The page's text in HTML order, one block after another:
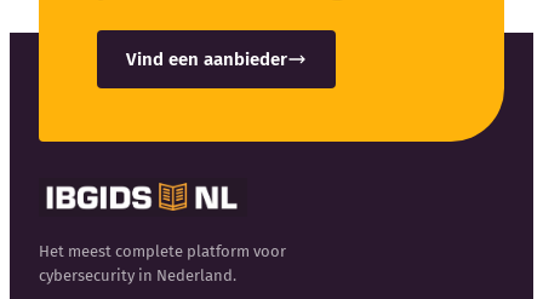
Vind een aanbieder
Het meest complete platform voor
cybersecurity in Nederland.